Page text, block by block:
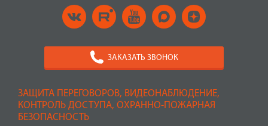
ЗАЩИТА ПЕРЕГОВОРОВ, ВИДЕОНАБЛЮДЕНИЕ,
КОНТРОЛЬ ДОСТУПА, ОХРАННО-ПОЖАРНАЯ
БЕЗОПАСНОСТЬ
ЗАКАЗАТЬ ЗВОНОК